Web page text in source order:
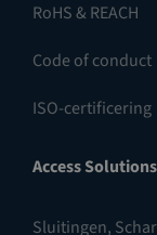
RoHS & REACH
Code of conduct
ISO-certificering
Access Solutions
Sluitingen,